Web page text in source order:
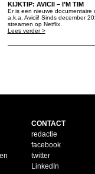
KIJKTIP: AVICII – I’M TIM
Er is een nieuwe documentaire
a.k.a. Avicii! Sinds december
streamen op Netflix.
Lees verder >
CONTACT
redactie
facebook
twitter
LinkedIn